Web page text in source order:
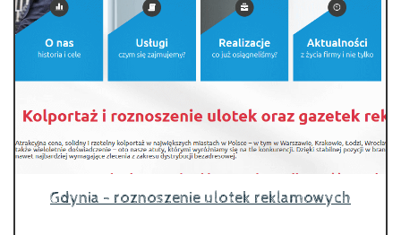
Gdynia - roznoszenie ulotek reklamowych